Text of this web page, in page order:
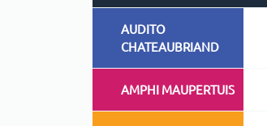
AUDITO
CHATEAUBRIAND
AMPHI MAUPERTUIS